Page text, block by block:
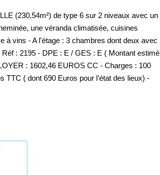
(230,54m²) de type 6 sur 2 niveaux avec un
une véranda climatisée, cuisines
à vins - A l'étage : 3 chambres dont deux avec
: 2195 - DPE : E / GES : E ( Montant estimé
: 1602,46 EUROS CC - Charges : 100
TTC ( dont 690 Euros pour l'état des lieux) -